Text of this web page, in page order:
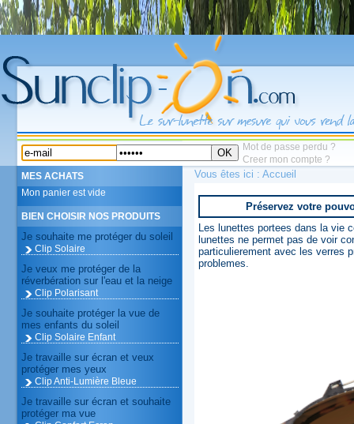
OK
Mot de passe perdu ?
Creer mon compte ?
MES ACHATS
Mon panier est vide
BIEN CHOISIR NOS PRODUITS
Je souhaite me protéger du soleil
Clip Solaire
Je veux me protéger de la
réverbération sur l'eau et la neige
Clip Polarisant
Je souhaite protéger la vue de
mes enfants du soleil
Clip Solaire Enfant
Je travaille sur écran et veux
protéger mes yeux
Clip Anti-Lumière Bleue
Je travaille sur écran et souhaite
protéger ma vue
Vous êtes ici : Accueil
Préservez votre
Les lunettes portees dans la vie
lunettes ne permet pas de voir
particulierement avec les verres
problemes.